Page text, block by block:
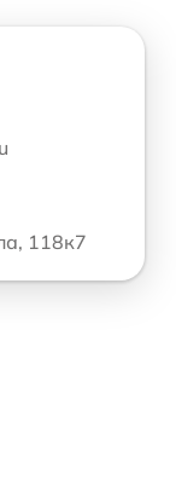
118к7